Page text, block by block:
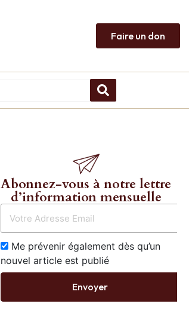
Faire un don
Abonnez-vous à notre lettre
d’information mensuelle
Me prévenir également dès qu’un
nouvel article est publié
Envoyer